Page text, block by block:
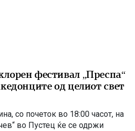
фестивал „Преспа“
од целиот свет
со почеток во 18:00 часот, на
во Пустец ќе се одржи